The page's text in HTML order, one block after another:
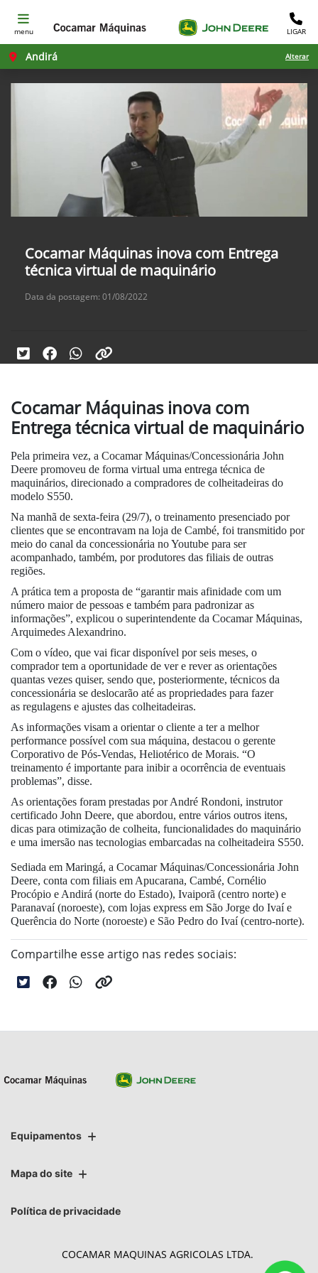
menu LIGAR
Andirá Alterar
Cocamar Máquinas inova com Entrega
técnica virtual de maquinário
Data da postagem: 01/08/2022
Cocamar Máquinas inova com
Entrega técnica virtual de maquinário
Pela primeira vez, a Cocamar Máquinas/Concessionária John
Deere promoveu de forma virtual uma entrega técnica de
maquinários, direcionado a compradores de colheitadeiras do
modelo S550.
Na manhã de sexta-feira (29/7), o treinamento presenciado por
clientes que se encontravam na loja de Cambé, foi transmitido por
meio do canal da concessionária no Youtube para ser
acompanhado, também, por produtores das filiais de outras
regiões.
A prática tem a proposta de “garantir mais afinidade com um
número maior de pessoas e também para padronizar as
informações”, explicou o superintendente da Cocamar Máquinas,
Arquimedes Alexandrino.
Com o vídeo, que vai ficar disponível por seis meses, o
comprador tem a oportunidade de ver e rever as orientações
quantas vezes quiser, sendo que, posteriormente, técnicos da
concessionária se deslocarão até as propriedades para fazer
as regulagens e ajustes das colheitadeiras.
As informações visam a orientar o cliente a ter a melhor
performance possível com sua máquina, destacou o gerente
Corporativo de Pós-Vendas, Heliotérico de Morais. “O
treinamento é importante para inibir a ocorrência de eventuais
problemas”, disse.
As orientações foram prestadas por André Rondoni, instrutor
certificado John Deere, que abordou, entre vários outros itens,
dicas para otimização de colheita, funcionalidades do maquinário
e uma imersão nas tecnologias embarcadas na colheitadeira S550.
Sediada em Maringá, a Cocamar Máquinas/Concessionária John
Deere, conta com filiais em Apucarana, Cambé, Cornélio
Procópio e Andirá (norte do Estado), Ivaiporã (centro norte) e
Paranavaí (noroeste), com lojas express em São Jorge do Ivaí e
Querência do Norte (noroeste) e São Pedro do Ivaí (centro-norte).
Compartilhe esse artigo nas redes sociais:
Equipamentos
Mapa do site
Política de privacidade
COCAMAR MAQUINAS AGRICOLAS LTDA.